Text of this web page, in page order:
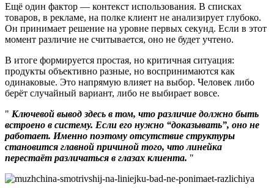
Ещё один фактор — контекст использования. В списках
товаров, в рекламе, на полке клиент не анализирует глубоко.
Он принимает решение на уровне первых секунд. Если в этот
момент различие не считывается, оно не будет учтено.
В итоге формируется простая, но критичная ситуация:
продукты объективно разные, но воспринимаются как
одинаковые. Это напрямую влияет на выбор. Человек либо
берёт случайный вариант, либо не выбирает вовсе.
Ключевой вывод здесь в том, что различие должно быть
встроено в систему. Если его нужно “доказывать”, оно не
работает. Именно поэтому отсутствие структуры
становится главной причиной того, что линейка
перестаёт различаться в глазах клиента.